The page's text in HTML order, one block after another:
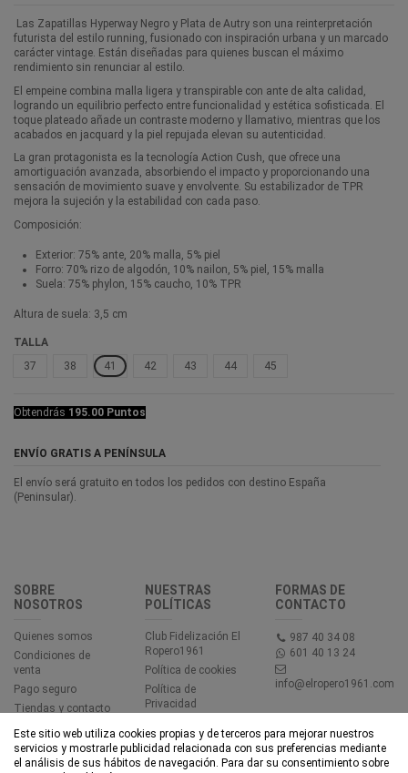
Las Zapatillas Hyperway Negro y Plata de Autry son una reinterpretación
futurista del estilo running, fusionado con inspiración urbana y un marcado
carácter vintage. Están diseñadas para quienes buscan el máximo
rendimiento sin renunciar al estilo.
El empeine combina malla ligera y transpirable con ante de alta calidad,
logrando un equilibrio perfecto entre funcionalidad y estética sofisticada. El
toque plateado añade un contraste moderno y llamativo, mientras que los
acabados en jacquard y la piel repujada elevan su autenticidad.
La gran protagonista es la tecnología Action Cush, que ofrece una
amortiguación avanzada, absorbiendo el impacto y proporcionando una
sensación de movimiento suave y envolvente. Su estabilizador de TPR
mejora la sujeción y la estabilidad con cada paso.
Composición:
Exterior: 75% ante, 20% malla, 5% piel
Forro: 70% rizo de algodón, 10% nailon, 5% piel, 15% malla
Suela: 75% phylon, 15% caucho, 10% TPR
Altura de suela: 3,5 cm
TALLA
37
38 41 42 43 44 45
Obtendrás 195.00 Puntos
ENVÍO GRATIS A PENÍNSULA
El envío será gratuito en todos los pedidos con destino España
(Peninsular).
SOBRE
NOSOTROS
Quienes somos
Condiciones de
venta
Pago seguro
Tiendas y contacto
NUESTRAS
POLÍTICAS
Club Fidelización El
Ropero1961
Política de cookies
Política de
Privacidad
Accesibilidad
FORMAS DE
CONTACTO
987 40 34 08
601 40 13 24
info@elropero1961.com
Este sitio web utiliza cookies propias y de terceros para mejorar nuestros
servicios y mostrarle publicidad relacionada con sus preferencias mediante
el análisis de sus hábitos de navegación. Para dar su consentimiento sobre